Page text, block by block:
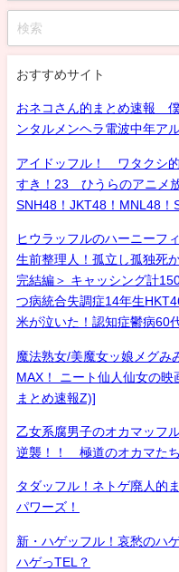
おすすめサイト
おネコさん的まとめ速報
ンタルメンヘラ電波中年ア
アイドッフル！ ワタクシ
すき！23 ひうらのアニメ
SNH48！JKT48！MNL48
ヒウラッフルのハーニーフ
生前整理人！孤立し孤独死
完結編＞ キャッシング計
つ病統合失調症14年生
米が泣いた！認知症鬱病60
魔法熟女/美魔女ッ娘メグみ
MAX！ ニート仙人仙女の
まとめ速報Z)]
乙女系腐男子のオカマッフ
逆襲！！ 極道のオカマたち
タダッフル！ネトゲ廃人的
パワーズ！
新・ハゲッフル！哀愁のハ
ハゲっTEL？